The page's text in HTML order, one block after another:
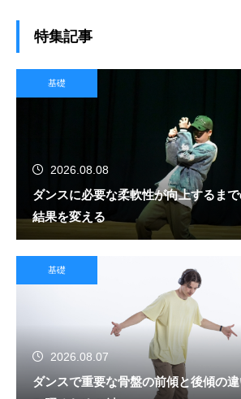
特集記事
基礎
2026.08.08
ダンスに必要な柔軟性が向上するま
結果を変える
基礎
2026.08.07
ダンスで重要な骨盤の前傾と後傾の